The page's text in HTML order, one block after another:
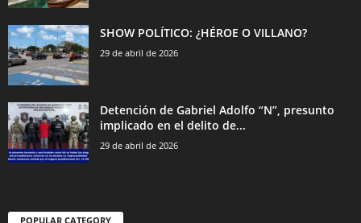
SHOW POLÍTICO: ¿HÉROE O VILLANO?
29 de abril de 2026
Detención de Gabriel Adolfo “N”, presunto
implicado en el delito de...
29 de abril de 2026
POPULAR CATEGORY